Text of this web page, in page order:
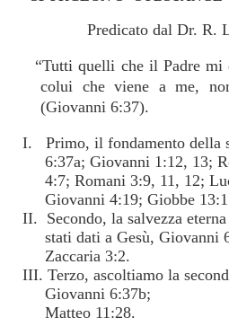
Predicato dal Dr. R.
“Tutti quelli che il Padre mi
colui che viene a me,
(Giovanni 6:37).
I. Primo, il fondamento della
6:37a; Giovanni 1:12, 13;
4:7; Romani 3:9, 11, 12;
Giovanni 4:19; Giobbe
II. Secondo, la salvezza
stati dati a Gesù, Giovanni
Zaccaria 3:2.
III. Terzo, ascoltiamo la
Giovanni 6:37b;
Matteo 11:28.